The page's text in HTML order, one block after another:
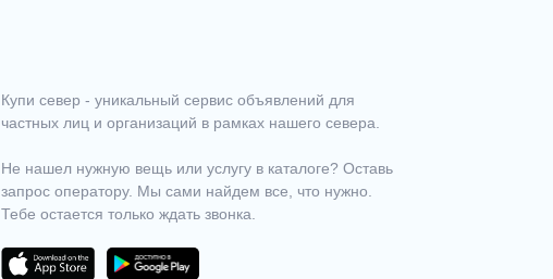
Купи север - уникальный сервис объявлений для
частных лиц и организаций в рамках нашего севера.
Не нашел нужную вещь или услугу в каталоге? Оставь
запрос оператору. Мы сами найдем все, что нужно.
Тебе остается только ждать звонка.